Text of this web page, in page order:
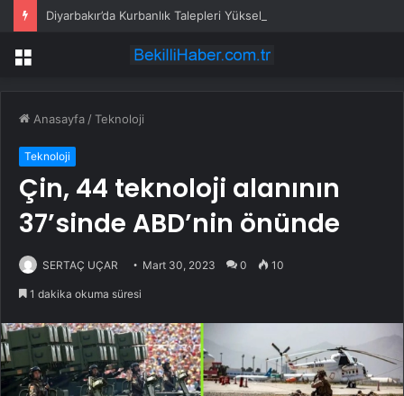
Diyarbakır’da Kurbanlık Talepleri Yükseliyor
Menü
Anasayfa /Teknoloji
Teknoloji
Çin, 44 teknoloji alanının
37’sinde ABD’nin önünde
SERTAÇ UÇAR Mart 30, 2023 0 10
1 dakika okuma süresi